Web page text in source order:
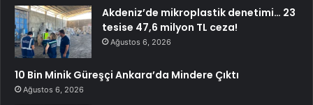
Akdeniz’de mikroplastik denetimi… 23
tesise 47,6 milyon TL ceza!
Ağustos 6, 2026
10 Bin Minik Güreşçi Ankara’da Mindere Çıktı
Ağustos 6, 2026